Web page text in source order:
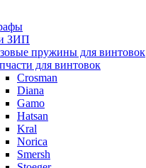
ЗИП
пружины для винтовок
для винтовок
Crosman
Diana
Gamo
Hatsan
Kral
Norica
Smersh